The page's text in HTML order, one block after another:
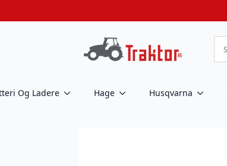
Og Ladere Hage Husqvarna